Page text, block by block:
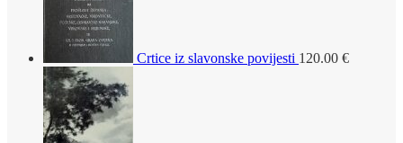
Crtice iz slavonske povijesti 120.00 €